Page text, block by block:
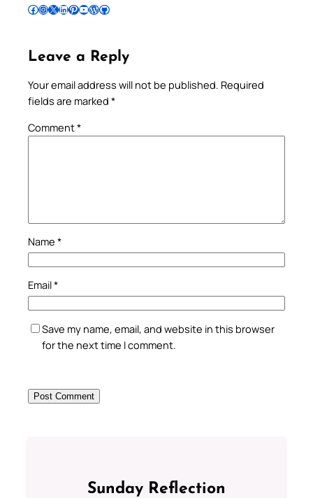
Follow Pradeep on Facebook Follow Pradeep on InstagramFollow Pradeep on X Follow Pradeep on LinkedIn Follow Pradeep on Pinterest Subscribe to Pradeep’s Youtube Channel Follow Pradeep on WordPress Follow Pradeep on GitHub
Leave a Reply
Your email address will not be published. Required
fields are marked *
Comment*
Name *
Email*
Save my name, email, and website in this browser
for the next time I comment.
Sunday Reflection